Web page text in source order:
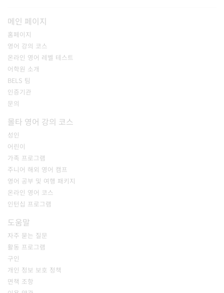
메인 페이지
홈페이지
영어 강의 코스
온라인 영어 레벨 테스트
어학원 소개
BELS 팀
인증기관
문의
몰타 영어 강의 코스
성인
어린이
가족 프로그램
주니어 해외 영어 캠프
영어 공부 및 여행 패키지
온라인 영어 코스
인턴십 프로그램
도움말
자주 묻는 질문
활동 프로그램
구인
개인 정보 보호 정책
면책 조항